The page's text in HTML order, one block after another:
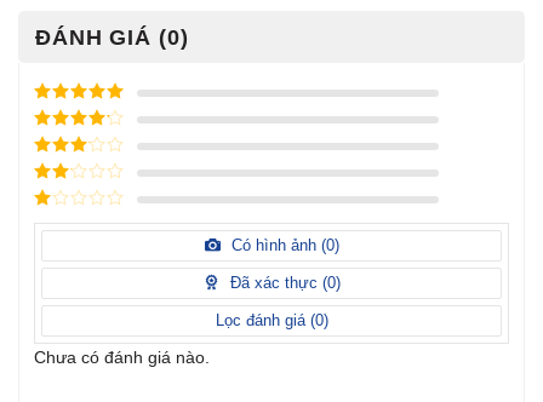
ĐÁNH GIÁ (0)
Được xếp
hạng
5
5
sao
Được xếp
hạng
4
5
sao
Được
xếp
hạng3
5 sao
Được
hạng
sao
Được
hạng
sao
Có hình ảnh (0)
Đã xác thực (0)
Lọc đánh giá (0)
Chưa có đánh giá nào.